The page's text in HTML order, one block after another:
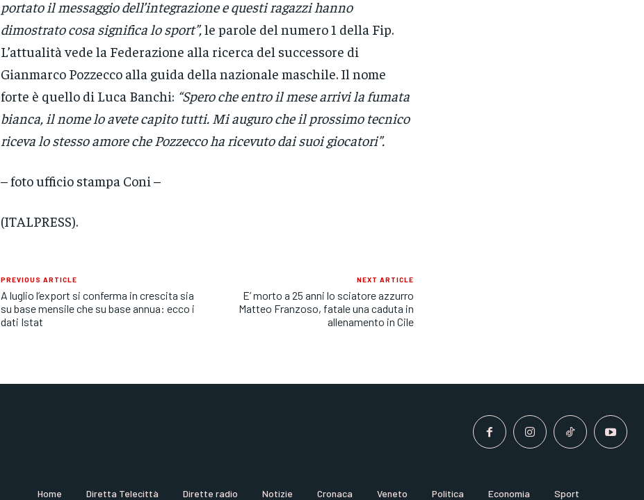
portato il messaggio dell’integrazione e questi ragazzi hanno
dimostrato cosa significa lo sport”,le parole del numero 1 della Fip.
L’attualità vede la Federazione alla ricerca del successore di
Gianmarco Pozzecco alla guida della nazionale maschile. Il nome
forte è quello di Luca Banchi: “Spero che entro il mese arrivi la fumata
bianca, il nome lo avete capito tutti. Mi auguro che il prossimo tecnico
riceva lo stesso amore che Pozzecco ha ricevuto dai suoi giocatori”.
– foto ufficio stampa Coni –
(ITALPRESS).
PREVIOUS ARTICLE
A luglio l’export si conferma in crescita sia
su base mensile che su base annua: ecco i
dati Istat
NEXT ARTICLE
E’ morto a 25 anni lo sciatore azzurro
Matteo Franzoso, fatale una caduta in
allenamento in Cile
Home Diretta Telecittà Dirette radio Notizie Cronaca Veneto Politica Economia
Sport